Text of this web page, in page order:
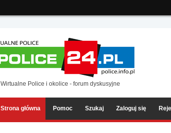
Wirtualne Police i okolice - forum dyskusyjne
Strona główna Pomoc Szukaj Zaloguj się